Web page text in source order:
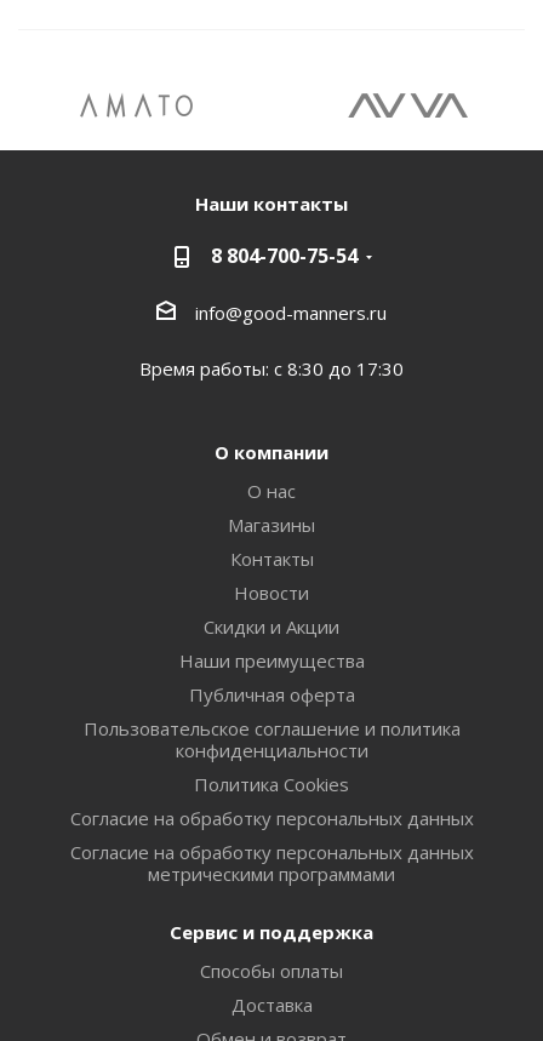
Наши контакты
8 804-700-75-54
info@good-manners.ru
Время работы: с 8:30 до 17:30
О компании
О нас
Магазины
Контакты
Новости
Скидки и Акции
Наши преимущества
Публичная оферта
Пользовательское соглашение и политика
конфиденциальности
Политика Cookies
Согласие на обработку персональных данных
Согласие на обработку персональных данных
метрическими программами
Сервис и поддержка
Способы оплаты
Доставка